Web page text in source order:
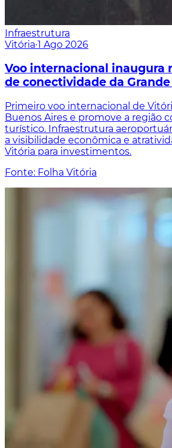
Infraestrutura
Vitória·1 Ago 2026
Voo internacional inaugura
de conectividade da
Primeiro voo internacional de
Buenos Aires e promove a região
turístico. Infraestrutura
a visibilidade econômica e
Vitória para investimentos.
Fonte: Folha Vitória